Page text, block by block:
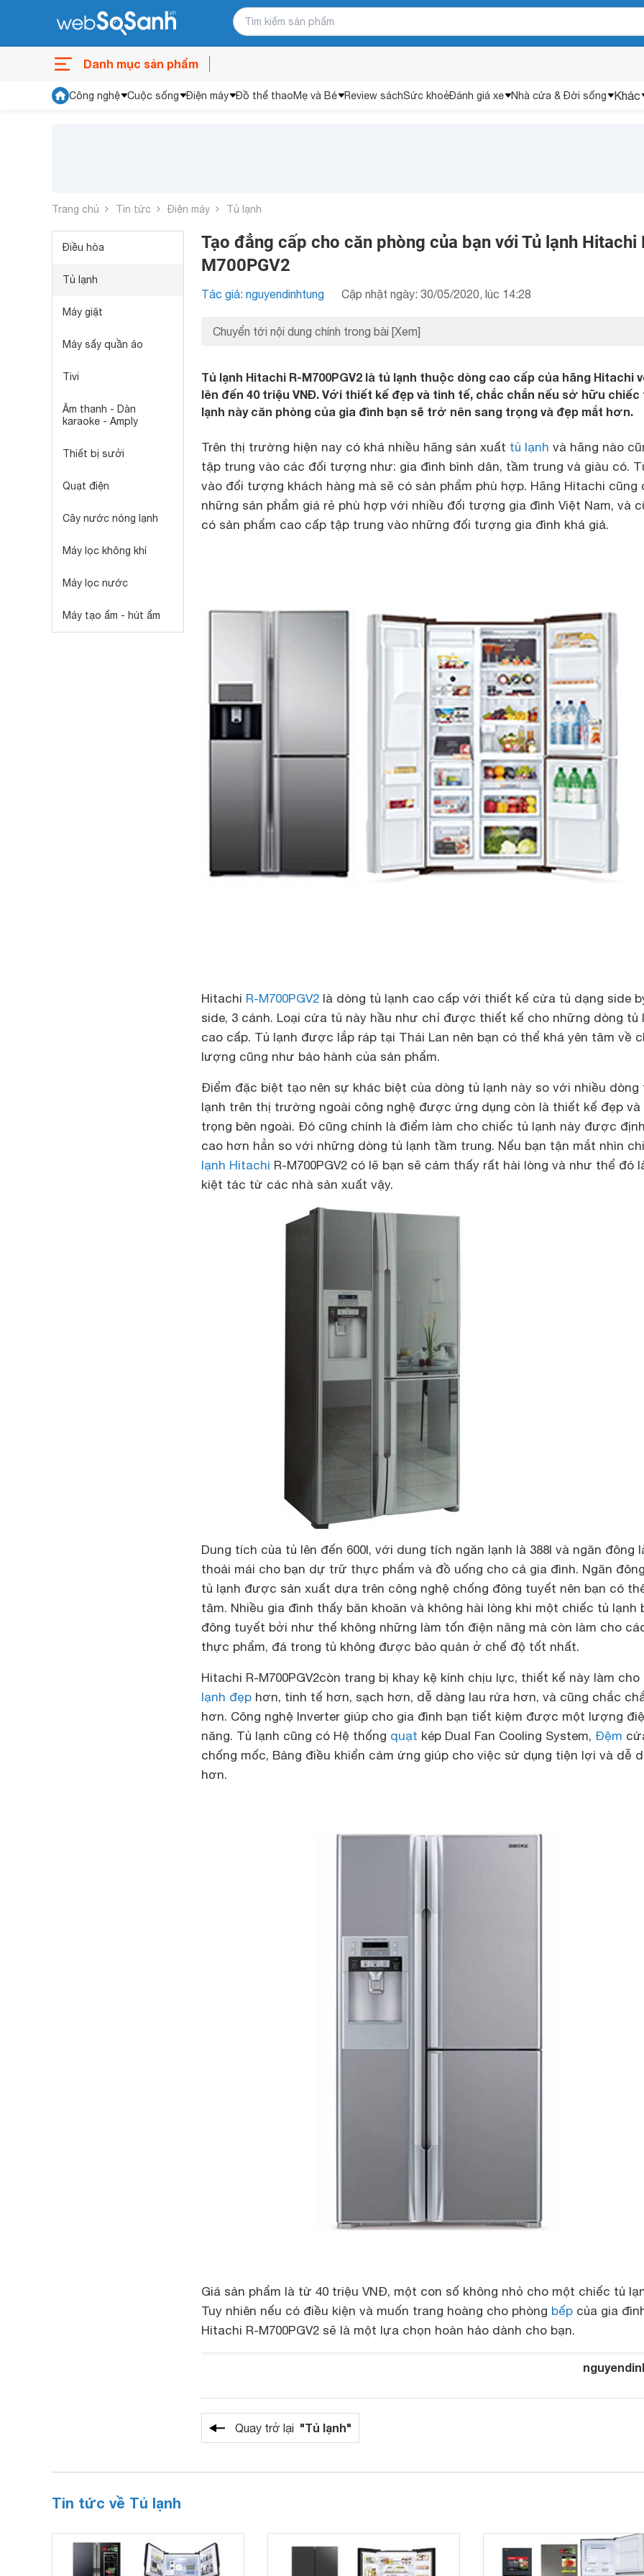
Danh mục sản phẩm
Công nghệ Cuộc sống Điện máy Đồ thể thaoMẹ và Bé Review sáchSức khoẻĐánh giá xe Nhà cửa & Đời sống Khác
Trang chủ Tin tức Điện máy Tủ lạnh
Điều hòa
Tủ lạnh
Máy giặt
Máy sấy quần áo
Tivi
Âm thanh - Dàn
karaoke - Amply
Thiết bị sưởi
Quạt điện
Cây nước nóng lạnh
Máy lọc không khí
Máy lọc nước
Máy tạo ẩm - hút ẩm
Tạo đẳng cấp cho căn phòng của bạn với Tủ lạnh Hitachi
M700PGV2
Tác giả: nguyendinhtung Cập nhật ngày: 30/05/2020, lúc 14:28
Chuyển tới nội dung chính trong bài [Xem]
Tủ lạnh Hitachi R-M700PGV2 là tủ lạnh thuộc dòng cao cấp của hãng Hitachi
lên đến 40 triệu VNĐ. Với thiết kế đẹp và tinh tế, chắc chắn nếu sở hữu chiếc
lạnh này căn phòng của gia đình bạn sẽ trở nên sang trọng và đẹp mắt hơn.
Trên thị trường hiện nay có khá nhiều hãng sản xuất tủ lạnh và hãng nào
tập trung vào các đối tượng như: gia đình bình dân, tầm trung và giàu có.
vào đối tượng khách hàng mà sẽ có sản phẩm phù hợp. Hãng Hitachi cũng
những sản phẩm giá rẻ phù hợp với nhiều đối tượng gia đình Việt Nam, và
có sản phẩm cao cấp tập trung vào những đối tượng gia đình khá giả.
Hitachi R-M700PGV2 là dòng tủ lạnh cao cấp với thiết kế cửa tủ dạng side
side, 3 cánh. Loại cửa tủ này hầu như chỉ được thiết kế cho những dòng tủ
cao cấp. Tủ lạnh được lắp ráp tại Thái Lan nên bạn có thể khá yên tâm về
lượng cũng như bảo hành của sản phẩm.
Điểm đặc biệt tạo nên sự khác biệt của dòng tủ lạnh này so với nhiều dòng
lạnh trên thị trường ngoài công nghệ được ứng dụng còn là thiết kế đẹp và
trọng bên ngoài. Đó cũng chính là điểm làm cho chiếc tủ lạnh này được
cao hơn hẳn so với những dòng tủ lạnh tầm trung. Nếu bạn tận mắt nhìn
lạnh Hitachi R-M700PGV2 có lẽ bạn sẽ cảm thấy rất hài lòng và như thể đó
kiệt tác từ các nhà sản xuất vậy.
Dung tích của tủ lên đến 600l, với dung tích ngăn lạnh là 388l và ngăn đông
thoải mái cho bạn dự trữ thực phẩm và đồ uống cho cả gia đình. Ngăn
tủ lạnh được sản xuất dựa trên công nghệ chống đông tuyết nên bạn có
tâm. Nhiều gia đình thấy băn khoăn và không hài lòng khi một chiếc tủ lạnh
đông tuyết bởi như thế không những làm tốn điện năng mà còn làm cho
thực phẩm, đá trong tủ không được bảo quản ở chế độ tốt nhất.
Hitachi R-M700PGV2còn trang bị khay kệ kính chịu lực, thiết kế này làm cho
lạnh đẹp hơn, tinh tế hơn, sạch hơn, dễ dàng lau rửa hơn, và cũng chắc
hơn. Công nghệ Inverter giúp cho gia đình bạn tiết kiệm được một lượng
năng. Tủ lạnh cũng có Hệ thống quạt kép Dual Fan Cooling System, Đệm
chống mốc, Bảng điều khiển cảm ứng giúp cho việc sử dụng tiện lợi và dễ
hơn.
Giá sản phẩm là từ 40 triệu VNĐ, một con số không nhỏ cho một chiếc tủ
Tuy nhiên nếu có điều kiện và muốn trang hoàng cho phòng bếp của gia
Hitachi R-M700PGV2 sẽ là một lựa chọn hoàn hảo dành cho bạn.
Quay trở lại "Tủ lạnh"
Tin tức về Tủ lạnh